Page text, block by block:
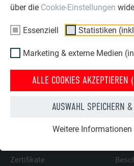
über die Cookie-Einstellungen
Essenziell Statistiken
Marketing & externe Medien
ALLE COOKIES AKZEPTIEREN
AUSWAHL SPEICHERN &
Weitere Informationen
JETZT IHR EXEMPLAR ANFORDERN!
ÜBER PREFA
Über uns
Nachhaltigkeit
Zertifikate
WIR